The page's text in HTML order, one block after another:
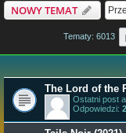
NOWY TEMAT
Tematy: 6013
The Lord of the
Ostatni post
Odpowiedzi: 2